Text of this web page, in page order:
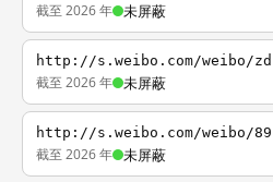
截至 2026 年 未屏蔽
http://s.weibo.com/weibo/zd
截至 2026 年 未屏蔽
http://s.weibo.com/weibo/89
截至 2026 年 未屏蔽